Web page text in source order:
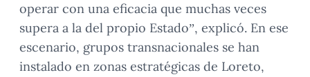
operar con una eficacia que muchas veces
supera a la del propio Estado”, explicó. En ese
escenario, grupos transnacionales se han
instalado en zonas estratégicas de Loreto,